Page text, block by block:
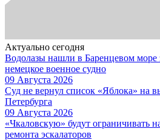
Актуально сегодня
Водолазы нашли в Баренцевом море
немецкое военное судно
09 Августа 2026
Суд не вернул список «Яблока» на
Петербурга
09 Августа 2026
«Чкаловскую» будут ограничивать
ремонта эскалаторов